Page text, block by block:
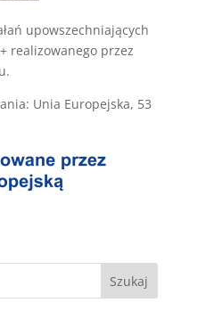
upowszechniających
realizowanego przez
Unia Europejska, 53
Szukaj